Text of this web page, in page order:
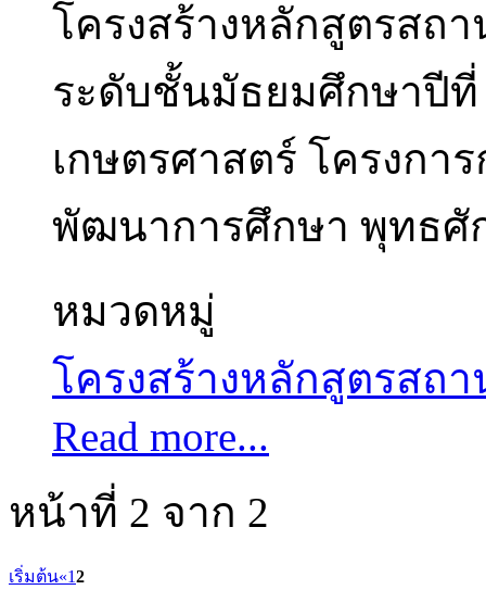
โครงสร้างหลักสูตรสถ
ระดับชั้นมัธยมศึกษาปีที่
เกษตรศาสตร์ โครงก
พัฒนาการศึกษา พุทธศั
หมวดหมู่
โครงสร้างหลักสูตรสถ
Read more...
หน้าที่ 2 จาก 2
เริ่มต้น«12